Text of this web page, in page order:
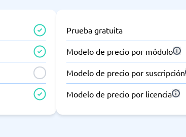
Prueba gratuita
Modelo de precio por módulo
Modelo de precio por suscripción
Modelo de precio por licencia